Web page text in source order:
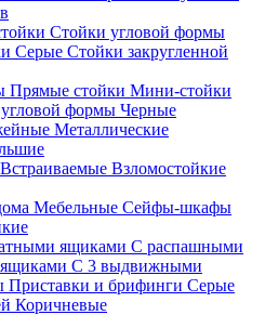
Стойки угловой формы
Серые Стойки закругленной
Прямые стойки Мини-стойки
формы Черные
Металлические
Встраиваемые Взломостойкие
Мебельные Сейфы-шкафы
ящиками С распашными
С 3 выдвижными
Приставки и брифинги Серые
Коричневые